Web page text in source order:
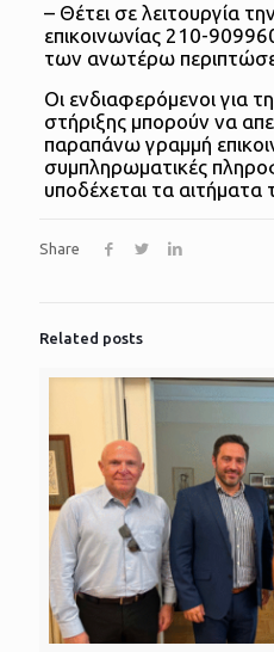
– Θέτει σε λειτουργία
επικοινωνίας 210-
των ανωτέρω
Οι ενδιαφερόμενοι για
στήριξης μπορούν να
παραπάνω γραμμή
συμπληρωματικές
υποδέχεται τα
Share
Related posts